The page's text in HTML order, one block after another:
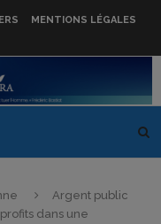
MENTIONS LÉGALES
Argent public
dans une